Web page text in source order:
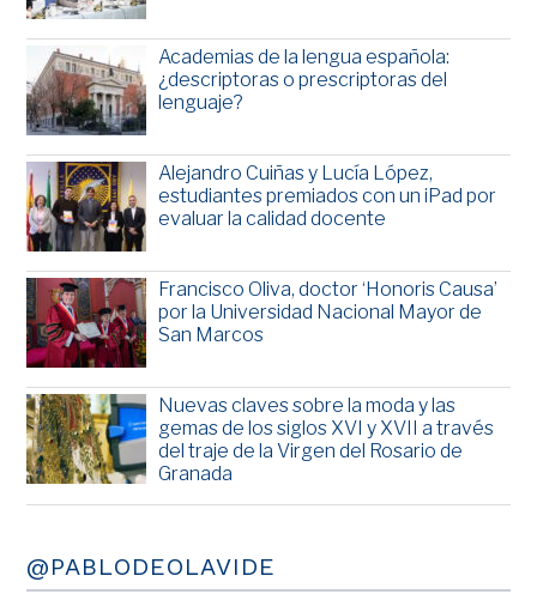
Academias de la lengua española:
¿descriptoras o prescriptoras del
lenguaje?
Alejandro Cuiñas y Lucía López,
estudiantes premiados con un iPad por
evaluar la calidad docente
Francisco Oliva, doctor ‘Honoris Causa’
por la Universidad Nacional Mayor de
San Marcos
Nuevas claves sobre la moda y las
gemas de los siglos XVI y XVII a través
del traje de la Virgen del Rosario de
Granada
@PABLODEOLAVIDE